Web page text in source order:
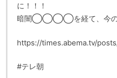
に！！！
暗闇◯◯◯◯を経て、今のあ
https://times.abema.tv/
#テレ朝